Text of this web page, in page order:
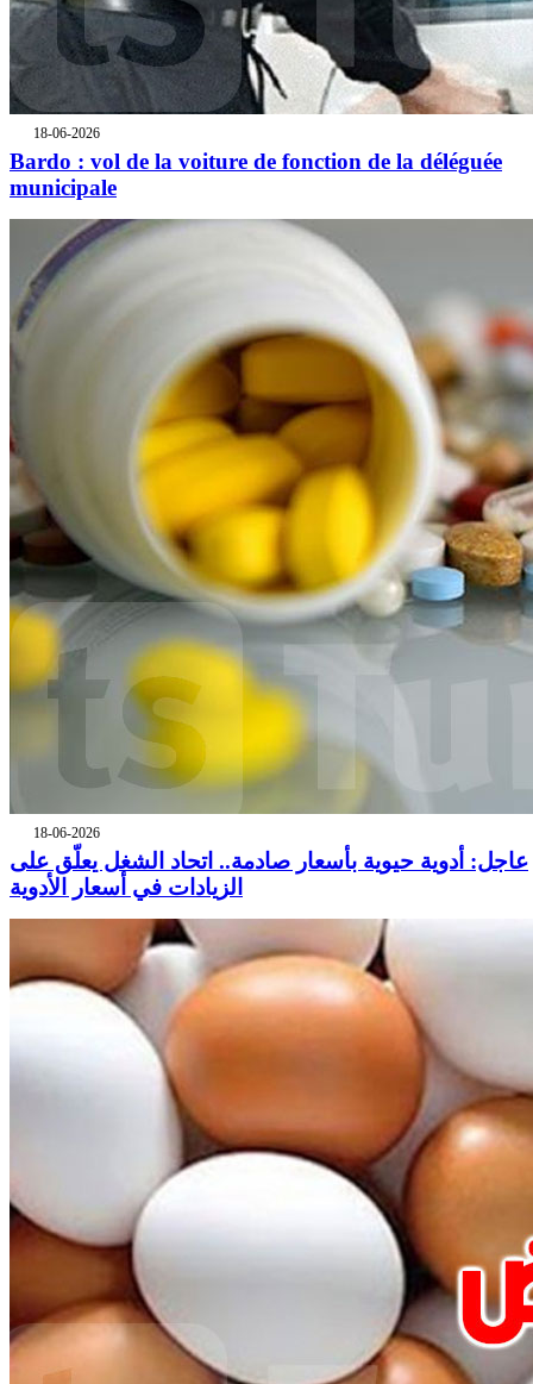
18-06-2026
Bardo : vol de la voiture de fonction de la déléguée
municipale
18-06-2026
عاجل: أدوية حيوية بأسعار صادمة.. اتحاد الشغل يعلّق على
الزيادات في أسعار الأدوية